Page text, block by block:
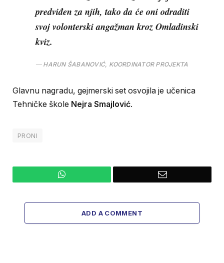
predviđen za njih, tako da će oni odraditi
svoj volonterski angažman kroz Omladinski
kviz.
HARUN ŠABANOVIĆ, KOORDINATOR PROJEKTA
Glavnu nagradu, gejmerski set osvojila je učenica
Tehničke škole Nejra Smajlović.
PRONI
WhatsApp Email
ADD A COMMENT